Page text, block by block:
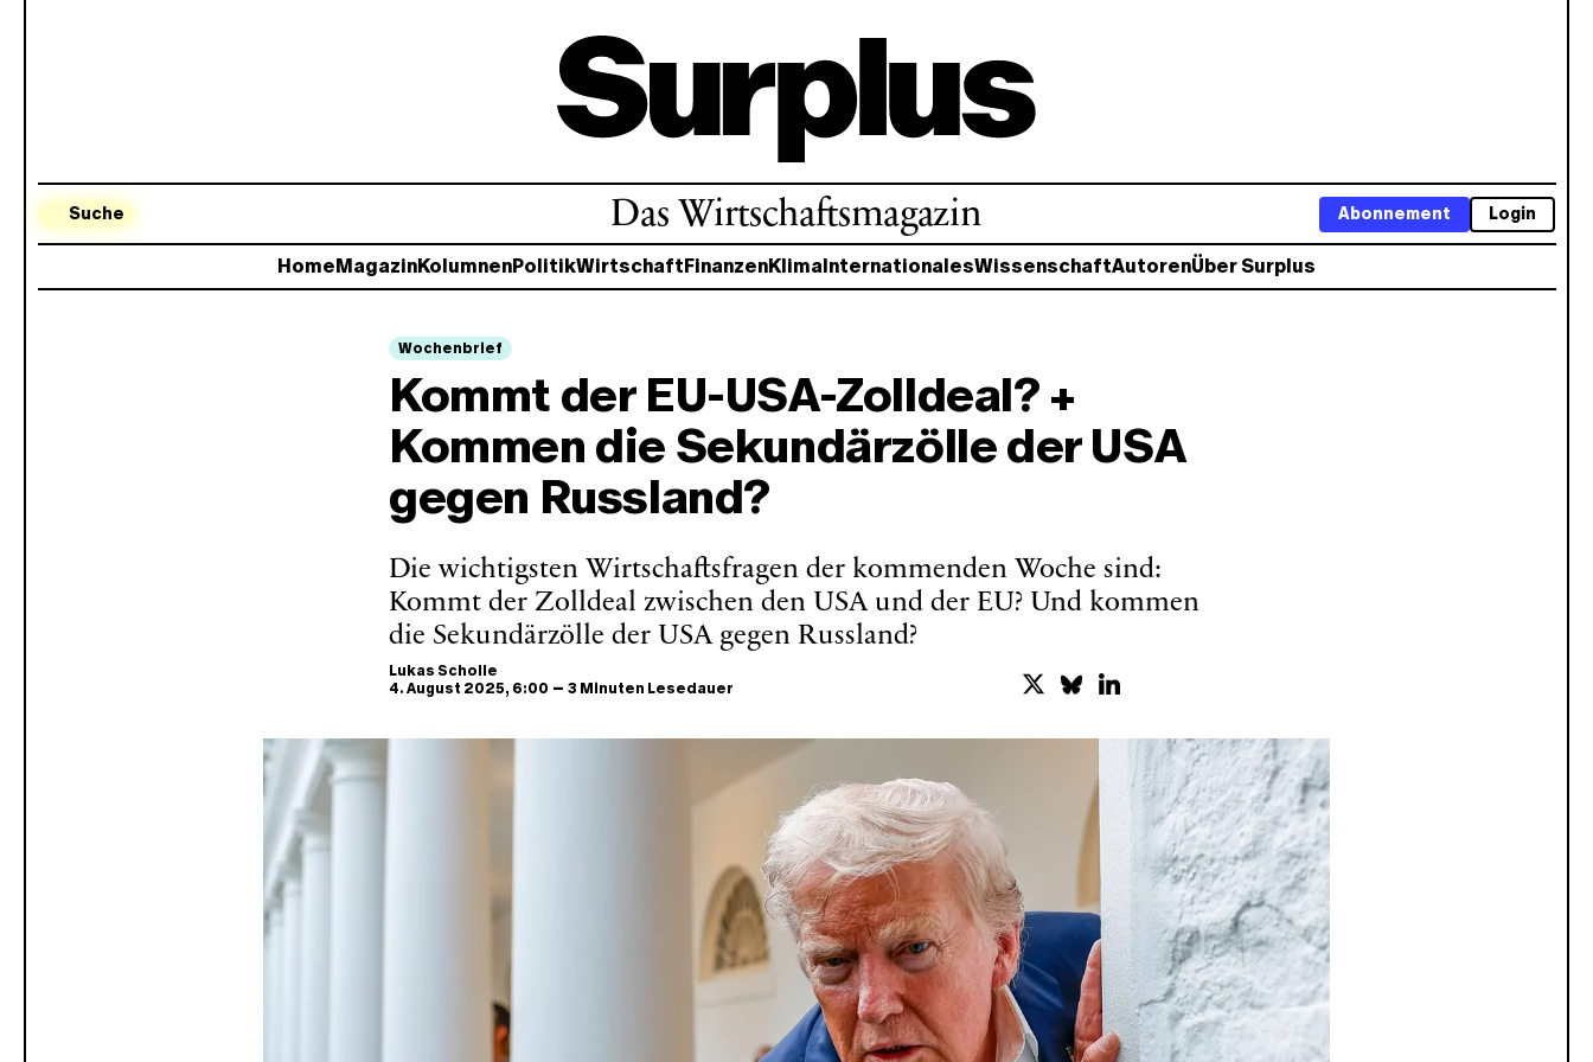
Suche Das Wirtschaftsmagazin Login
Abonnement
HomeMagazinKolumnenPolitikWirtschaftFinanzenKlimaInternationalesWissenschaftAutorenÜber Surplus
Wochenbrief
Kommt der EU-USA-Zolldeal? +
Kommen die Sekundärzölle der USA
gegen Russland?
Die wichtigsten Wirtschaftsfragen der kommenden Woche sind:
Kommt der Zolldeal zwischen den USA und der EU? Und kommen
die Sekundärzölle der USA gegen Russland?
Lukas Scholle
4. August 2025, 6:00 – 3 Minuten Lesedauer